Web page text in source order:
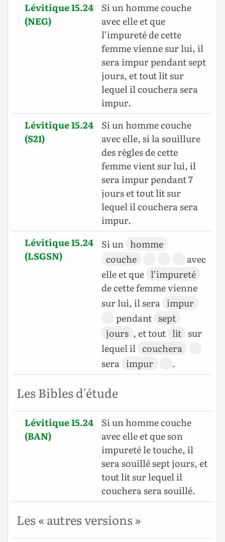
Lévitique 15.24
(NEG)
Si un homme couche
avec elle et que
l’impureté de cette
femme vienne sur lui, il
sera impur pendant sept
jours, et tout lit sur
lequel il couchera sera
impur.
Lévitique 15.24
(S21)
Si un homme couche
avec elle, si la souillure
des règles de cette
femme vient sur lui, il
sera impur pendant 7
jours et tout lit sur
lequel il couchera sera
impur.
Lévitique 15.24
(LSGSN)
Si un homme
couche
avec
elle et que l’impureté
de cette femme vienne
sur lui, il sera impur
pendant sept
jours , et tout lit sur
lequel il couchera
sera impur .
Les Bibles d'étude
Lévitique 15.24
(BAN)
Si un homme couche
avec elle et que son
impureté le touche, il
sera souillé sept jours, et
tout lit sur lequel il
couchera sera souillé.
Les « autres versions »